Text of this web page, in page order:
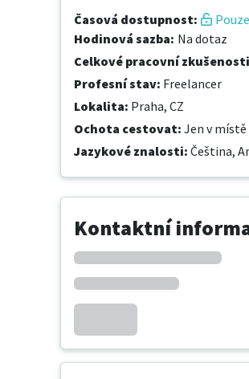
Časová dostupnost:
Hodinová sazba: Na dotaz
Celkové pracovní zkušenosti
Profesní stav: Freelancer
Lokalita: Praha, CZ
Ochota cestovat: Jen v
Jazykové znalosti: Čeština,
Kontaktní